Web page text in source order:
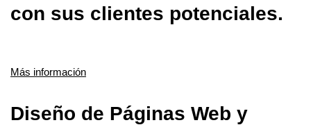
con sus clientes potenciales.
Más información
Diseño de Páginas Web y